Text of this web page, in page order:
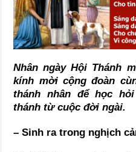
Nhân ngày Hội Thánh
kính mời cộng đoàn
thánh nhân để học
thánh từ cuộc đời ngài.
– Sinh ra trong nghịch